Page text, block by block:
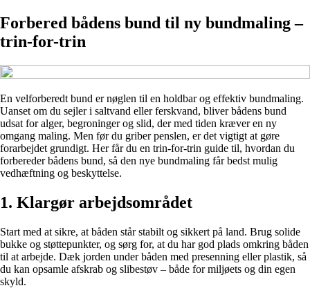
Forbered bådens bund til ny bundmaling –
trin-for-trin
En velforberedt bund er nøglen til en holdbar og effektiv bundmaling.
Uanset om du sejler i saltvand eller ferskvand, bliver bådens bund
udsat for alger, begroninger og slid, der med tiden kræver en ny
omgang maling. Men før du griber penslen, er det vigtigt at gøre
forarbejdet grundigt. Her får du en trin-for-trin guide til, hvordan du
forbereder bådens bund, så den nye bundmaling får bedst mulig
vedhæftning og beskyttelse.
1. Klargør arbejdsområdet
Start med at sikre, at båden står stabilt og sikkert på land. Brug solide
bukke og støttepunkter, og sørg for, at du har god plads omkring båden
til at arbejde. Dæk jorden under båden med presenning eller plastik, så
du kan opsamle afskrab og slibestøv – både for miljøets og din egen
skyld.